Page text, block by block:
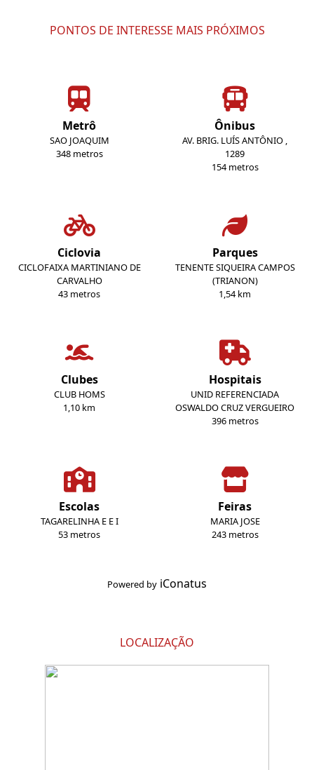
PONTOS DE INTERESSE MAIS PRÓXIMOS
Metrô
SAO JOAQUIM
348 metros
Ônibus
AV. BRIG. LUÍS ANTÔNIO ,
1289
154 metros
Ciclovia
CICLOFAIXA MARTINIANO DE
CARVALHO
43 metros
Parques
TENENTE SIQUEIRA CAMPOS
(TRIANON)
1,54 km
Clubes
CLUB HOMS
1,10 km
Hospitais
UNID REFERENCIADA
OSWALDO CRUZ VERGUEIRO
396 metros
Escolas
TAGARELINHA E E I
53 metros
Feiras
MARIA JOSE
243 metros
Powered by iConatus
LOCALIZAÇÃO